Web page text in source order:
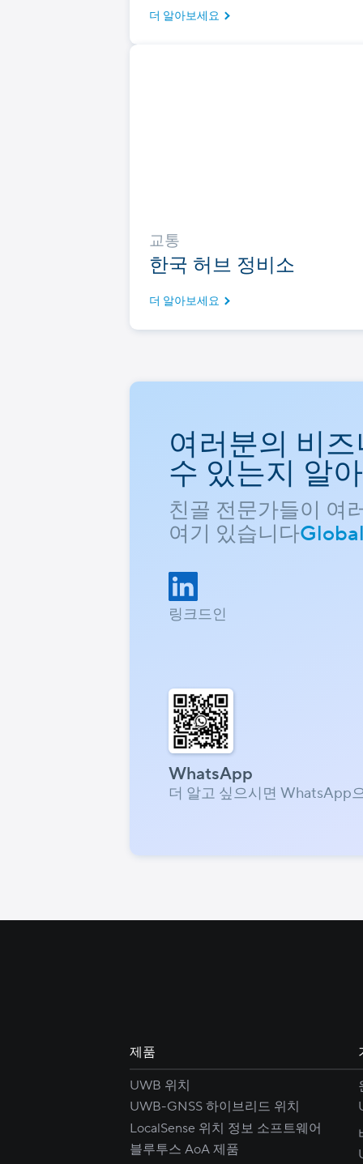
더 알아보세요
교통
한국 허브 정비소
더 알아보세요
여러분의 비
수 있는지 알
친골 전문가들이 여
여기 있습니다
링크드인
WhatsApp
더 알고 싶으시면 WhatsApp
제품
UWB 위치
UWB-GNSS 하이브리드 위치
LocalSense 위치 정보 소프트웨어
블루투스 AoA 제품